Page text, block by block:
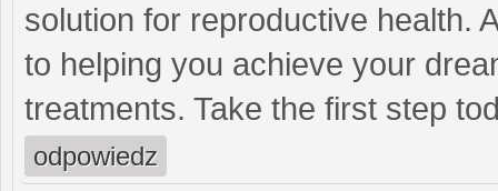
solution for reproductive health.
to helping you achieve your
treatments. Take the first step
odpowiedz